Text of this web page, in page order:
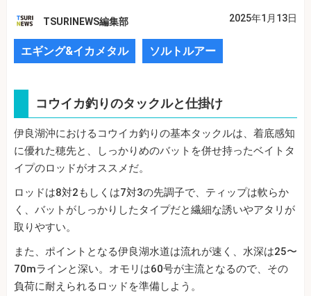
TSURINEWS編集部 2025年1月13日
エギング&イカメタル ソルトルアー
コウイカ釣りのタックルと仕掛け
伊良湖沖におけるコウイカ釣りの基本タックルは、着底感知
に優れた穂先と、しっかりめのバットを併せ持ったベイトタ
イプのロッドがオススメだ。
ロッドは8対2もしくは7対3の先調子で、ティップは軟らか
く、バットがしっかりしたタイプだと繊細な誘いやアタリが
取りやすい。
また、ポイントとなる伊良湖水道は流れが速く、水深は25〜
70mラインと深い。オモリは60号が主流となるので、その
負荷に耐えられるロッドを準備しよう。